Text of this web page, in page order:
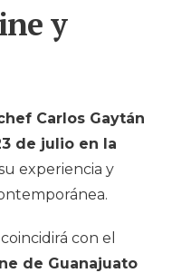
y
Carlos Gaytán
de julio en la
experiencia y
con el
de Guanajuato